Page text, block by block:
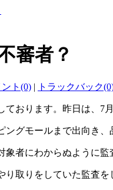
審者？
ント(0) | トラックバック
ております。昨日は、7
ングモールまで出向き
象者にわからぬように
り取りをしていた監査